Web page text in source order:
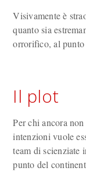
Visivamente è
quanto sia
orrorifico, al punto
Il plot
Per chi ancora
intenzioni vuole
team di scienziate
punto del